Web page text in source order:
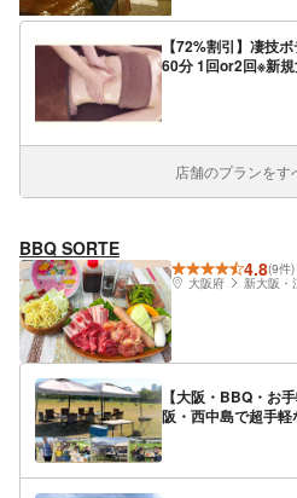
【72%割引】凄技
60分 1回or2回※新
店舗のプランをす
BBQ SORTE
4.8(9件)
大阪府
新大阪・
【大阪・BBQ・お
阪・西中島で超手